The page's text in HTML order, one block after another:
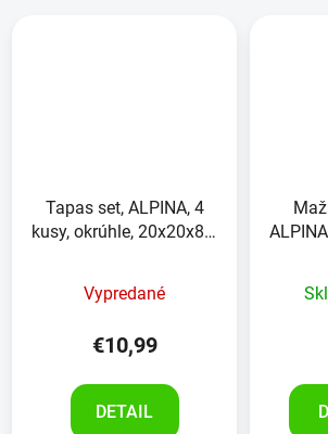
Tapas set, ALPINA, 4
kusy, okrúhle, 20x20x8.5
Vypredané
€10,99
DETAIL